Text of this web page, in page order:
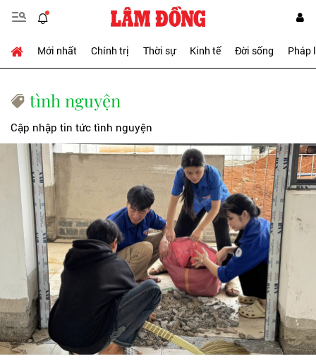
Mới nhất Chính trị Thời sự Kinh tế Đời sống Pháp
tình nguyện
Cập nhập tin tức tình nguyện